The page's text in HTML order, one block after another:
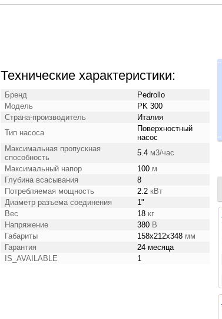
Технические характеристики:
Бренд
Pedrollo
Модель
PK 300
Страна-производитель
Италия
Тип насоса
Поверхностный
насос
Максимальная пропускная
способность
5.4 м3/час
Максимальный напор
100 м
Глубина всасывания
8
Потребляемая мощность
2.2 кВт
Диаметр разъема соединения
1"
Вес
18 кг
Напряжение
380 В
Габариты
158x212x348 мм
Гарантия
24 месяца
IS_AVAILABLE
1